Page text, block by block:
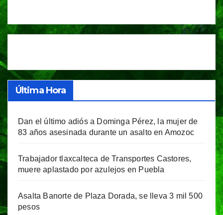
Última Hora
Dan el último adiós a Dominga Pérez, la mujer de
83 años asesinada durante un asalto en Amozoc
Trabajador tlaxcalteca de Transportes Castores,
muere aplastado por azulejos en Puebla
Asalta Banorte de Plaza Dorada, se lleva 3 mil 500
pesos